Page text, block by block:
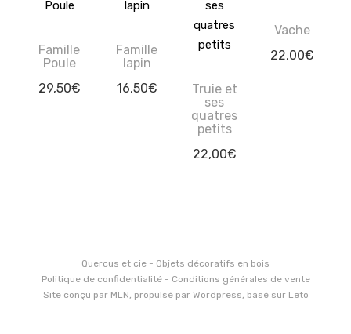
Famille
Poule
29,50€
Famille
lapin
16,50€
Truie et
ses
quatres
petits
22,00€
Vache
22,00€
Quercus et cie - Objets décoratifs en bois
Politique de confidentialité- Conditions générales de vente
Site conçu par MLN , propulsé par Wordpress , basé sur Leto